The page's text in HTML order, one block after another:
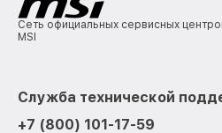
Сеть официальных сервисных
MSI
Служба технической
+7 (800) 101-17-59